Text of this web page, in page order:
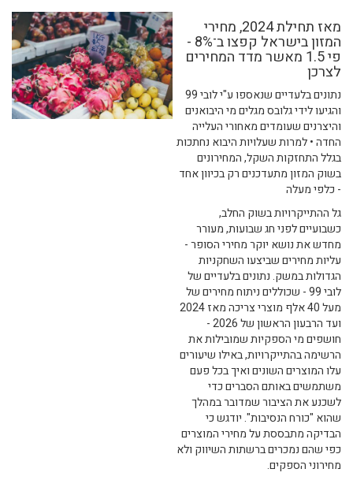
מאז תחילת 2024, מחירי
המזון בישראל קפצו ב־8% -
פי 1.5 מאשר מדד המחירים
לצרכן
נתונים בלעדיים שנאספו ע"י לובי 99
והגיעו לידי גלובס מגלים מי היבואנים
והיצרנים שעומדים מאחורי העלייה
החדה • למרות שעלויות היבוא נחתכות
בגלל התחזקות השקל, המחירונים
בשוק המזון מתעדכנים רק בכיוון אחד
- כלפי מעלה
גל ההתייקרויות בשוק החלב,
כשבועיים לפני חג שבועות, מעורר
מחדש את נושא יוקר מחירי הסופר -
עליות מחירים שביצעו השחקניות
הגדולות במשק. נתונים בלעדיים של
לובי 99 - שכוללים ניתוח מחירים של
מעל 40 אלף מוצרי צריכה מאז 2024
ועד הרבעון הראשון של 2026 -
חושפים מי הספקיות שמובילות את
הרשימה בהתייקרויות, באילו שיעורים
עלו המוצרים השונים ואיך בכל פעם
משתמשים באותם הסברים כדי
לשכנע את הציבור שמדובר במהלך
שהוא "כורח הנסיבות". יודגש כי
הבדיקה מתבססת על מחירי המוצרים
כפי שהם נמכרים ברשתות השיווק ולא
מחירוני הספקים.